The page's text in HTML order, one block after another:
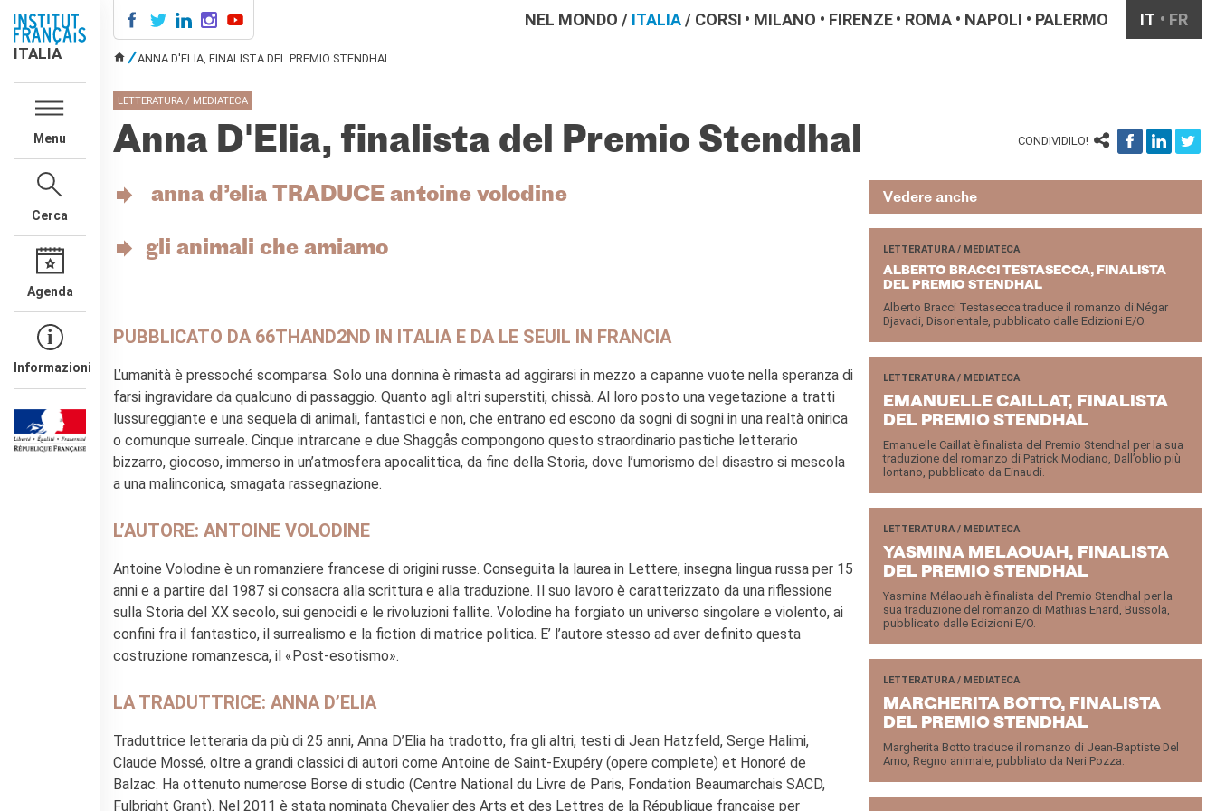
ITALIA
Menu
Cerca
Agenda
Informazioni
ITALIA
AGENDA
CERTIFICAZIONI
Diplomi
SCUOLA E FORMAZIONE
Francofonia
Riconoscimento diplomi
stranieri
SPETTACOLO DAL VIVO E
ARTI VISIVE
La festa della musica
Operazioni artistiche
CINEMA E AUDIOVISIVO
Fuori Sala
La Francia al Cinema
Rendez-vous
Residenza XR
LIBRI
UNIVERSITÀ, RICERCA,
INNOVAZIONE
Studiare in Francia, grazie a
Campus France Italie!
NEL MONDO / ITALIA/ CORSI MILANO FIRENZE ROMA NAPOLI PALERMO IT FR
ANNA D'ELIA, FINALISTA DEL PREMIO STENDHAL
LETTERATURA / MEDIATECA
Anna D'Elia, finalista del Premio Stendhal CONDIVIDILO!
anna d’elia TRADUCE antoine volodine
gli animali che amiamo
PUBBLICATO DA 66THAND2ND IN ITALIA E DA LE SEUIL IN FRANCIA
L’umanità è pressoché scomparsa. Solo una donnina è rimasta ad aggirarsi in mezzo a capanne vuote nella speranza di
farsi ingravidare da qualcuno di passaggio. Quanto agli altri superstiti, chissà. Al loro posto una vegetazione a tratti
lussureggiante e una sequela di animali, fantastici e non, che entrano ed escono da sogni di sogni in una realtà onirica
o comunque surreale. Cinque intrarcane e due Shaggås compongono questo straordinario pastiche letterario
bizzarro, giocoso, immerso in un’atmosfera apocalittica, da fine della Storia, dove l’umorismo del disastro si mescola
a una malinconica, smagata rassegnazione.
L’AUTORE: ANTOINE VOLODINE
Antoine Volodine è un romanziere francese di origini russe. Conseguita la laurea in Lettere, insegna lingua russa per 15
anni e a partire dal 1987 si consacra alla scrittura e alla traduzione. Il suo lavoro è caratterizzato da una riflessione
sulla Storia del XX secolo, sui genocidi e le rivoluzioni fallite. Volodine ha forgiato un universo singolare e violento, ai
confini fra il fantastico, il surrealismo e la fiction di matrice politica. E’ l’autore stesso ad aver definito questa
costruzione romanzesca, il «Post-esotismo».
LA TRADUTTRICE: ANNA D’ELIA
Traduttrice letteraria da più di 25 anni, Anna D’Elia ha tradotto, fra gli altri, testi di Jean Hatzfeld, Serge Halimi,
Claude Mossé, oltre a grandi classici di autori come Antoine de Saint-Exupéry (opere complete) et Honoré de
Balzac. Ha ottenuto numerose Borse di studio (Centre National du Livre de Paris, Fondation Beaumarchais SACD,
Fulbright Grant). Nel 2011 è stata nominata Chevalier des Arts et des Lettres de la République française per
Vedere anche
LETTERATURA / MEDIATECA
AL­BER­TO BRAC­CI TE­STA­SEC­CA, FI­NA­LI­STA
DEL PRE­MIO STEN­D­HAL
Alberto Bracci Testasecca traduce il romanzo di Négar
Djavadi, Disorientale, pubblicato dalle Edizioni E/O.
LETTERATURA / MEDIATECA
EMA­NUEL­LE CAIL­LAT, FI­NA­LI­STA
DEL PRE­MIO STEN­D­HAL
Emanuelle Caillat è finalista del Premio Stendhal per la sua
traduzione del romanzo di Patrick Modiano, Dall’oblio più
lontano, pubblicato da Einaudi.
LETTERATURA / MEDIATECA
YA­SMI­NA ME­LAOUAH, FI­NA­LI­STA
DEL PRE­MIO STEN­D­HAL
Yasmina Mélaouah è finalista del Premio Stendhal per la
sua traduzione del romanzo di Mathias Enard, Bussola,
pubblicato dalle Edizioni E/O.
LETTERATURA / MEDIATECA
MAR­GHE­RI­TA BOTTO, FI­NA­LI­STA
DEL PRE­MIO STEN­D­HAL
Margherita Botto traduce il romanzo di Jean-Baptiste Del
Amo, Regno animale, pubbliato da Neri Pozza.